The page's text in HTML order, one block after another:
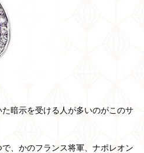
暗示を受ける人が多いのがこのサ
、かのフランス将軍、ナポレオン